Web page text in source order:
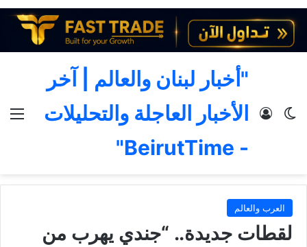
"أخبار لبنان والعالم | آخر
الأخبار العاجلة والتحليلات
- BeirutTime"
الوضع المظلم
تسجيل الدخول
العرب والعالم
لقطات جديدة.. “جندي يهرب من